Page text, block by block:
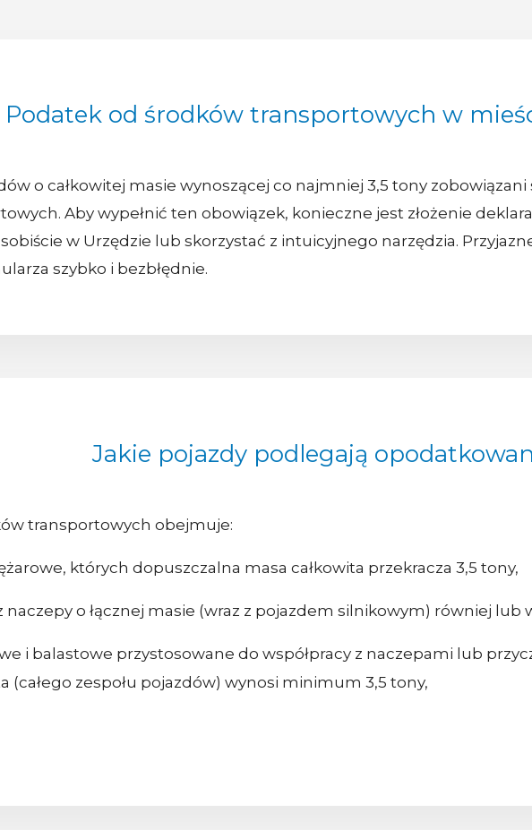
Podatek od środków transportowych w
o całkowitej masie wynoszącej co najmniej 3,5 tony
Aby wypełnić ten obowiązek, konieczne jest złożenie
w Urzędzie lub skorzystać z intuicyjnego narzędzia.
szybko i bezbłędnie.
Jakie pojazdy podlegają
transportowych obejmuje:
których dopuszczalna masa całkowita przekracza 3,5 tony,
naczepy o łącznej masie (wraz z pojazdem silnikowym) równiej lub
i balastowe przystosowane do współpracy z naczepami lub
(całego zespołu pojazdów) wynosi minimum 3,5 tony,